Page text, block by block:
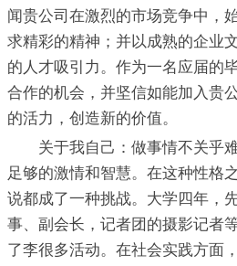
闻贵公司在激烈的市场竞争中，
求精彩的精神；并以成熟的企业
的人才吸引力。作为一名应届的
合作的机会，并坚信如能加入贵
的活力，创造新的价值。
关于我自己：做事情不关乎难
足够的激情和智慧。在这种性格
说都成了一种挑战。大学四年，
事、副会长，记者团的摄影记者
了李很多活动。在社会实践方面